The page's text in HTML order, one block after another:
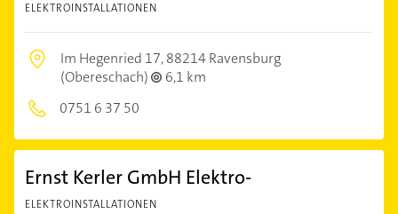
ELEKTROINSTALLATIONEN
Im Hegenried 17,88214 Ravensburg
(Obereschach)
6,1 km
0751 6 37 50
Ernst Kerler GmbH Elektro-
ELEKTROINSTALLATIONEN